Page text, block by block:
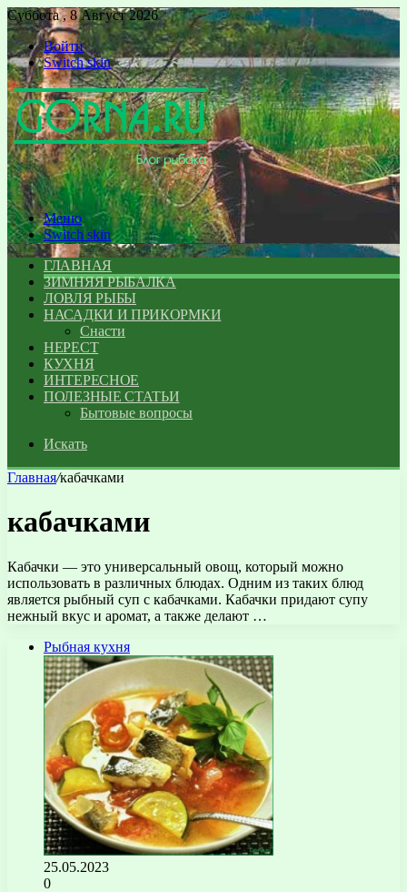
Суббота , 8 Август 2026
Войти
Switch skin
Меню
Switch skin
ГЛАВНАЯ
ЗИМНЯЯ РЫБАЛКА
ЛОВЛЯ РЫБЫ
НАСАДКИ И ПРИКОРМКИ
Снасти
НЕРЕСТ
КУХНЯ
ИНТЕРЕСНОЕ
ПОЛЕЗНЫЕ СТАТЬИ
Бытовые вопросы
Искать
Главная/кабачками
кабачками
Кабачки — это универсальный овощ, который можно
использовать в различных блюдах. Одним из таких блюд
является рыбный суп с кабачками. Кабачки придают супу
нежный вкус и аромат, а также делают …
Рыбная кухня
25.05.2023
0